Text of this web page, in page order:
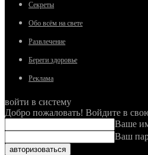
Секреты
Обо всём на свете
Развлечение
Береги здоровье
Реклама
войти в систему
Добро пожаловать! Войдите в
Ваше
Ваш